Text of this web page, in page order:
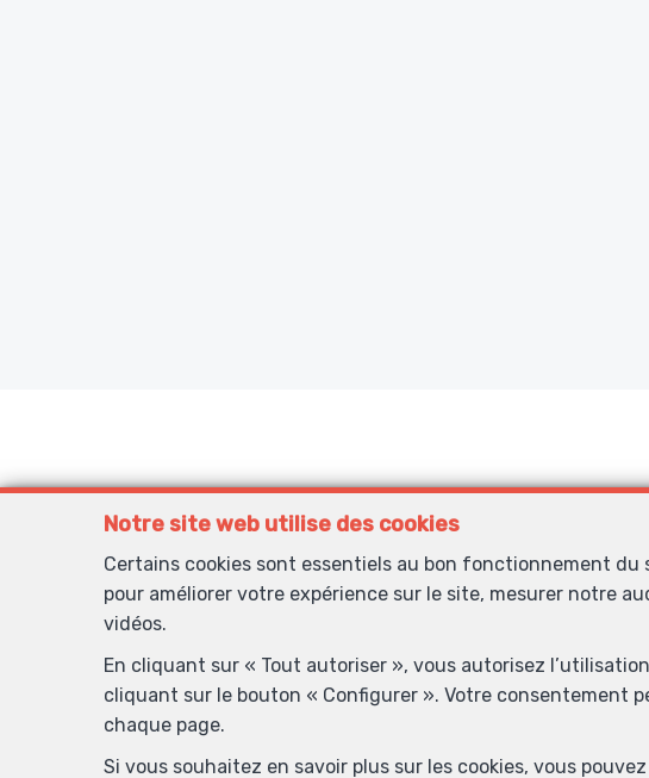
Agence très professionnelle.
Notre site web utilise des cookies
Certains cookies sont essentiels au bon fonctionnement
pour améliorer votre expérience sur le site, mesurer notre
vidéos.
En cliquant sur « Tout autoriser », vous autorisez
cliquant sur le bouton « Configurer ». Votre consentement
chaque page.
Si vous souhaitez en savoir plus sur les cookies, vous